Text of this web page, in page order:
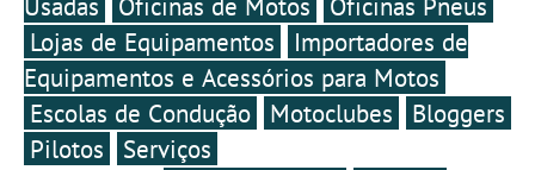
Lojas de Equipamentos
Importadores de
Equipamentos e Acessórios para Motos
Escolas de Condução
Motoclubes
Bloggers
Pilotos
Serviços